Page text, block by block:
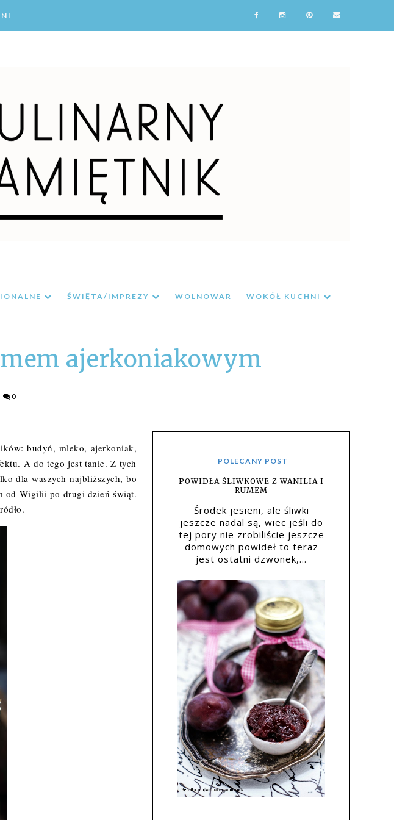
ŚWIĘTA/IMPREZY WOLNOWAR WOKÓŁ KUCHNI
ajerkoniakowym
0
budyń, mleko, ajerkoniak,
A do tego jest tanie. Z tych
dla waszych najbliższych, bo
od Wigilii po drugi dzień świąt.
.
POLECANY POST
POWIDŁA ŚLIWKOWE Z WANILIA I
RUMEM
Środek jesieni, ale śliwki
jeszcze nadal są, wiec jeśli do
tej pory nie zrobiliście jeszcze
domowych powideł to teraz
jest ostatni dzwonek,...